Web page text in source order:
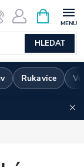
HLEDAT
NÁKUPNÍ
KOŠÍK
Rukavice